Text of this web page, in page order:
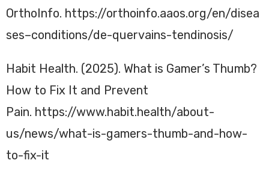
OrthoInfo. https://orthoinfo.aaos.org/en/disea
ses–conditions/de-quervains-tendinosis/
Habit Health. (2025). What is Gamer’s Thumb?
How to Fix It and Prevent
Pain. https://www.habit.health/about-
us/news/what-is-gamers-thumb-and-how-
to-fix-it